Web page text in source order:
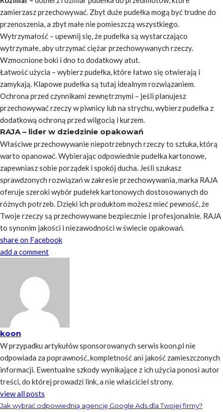
zamierzasz przechowywać. Zbyt duże pudełka mogą być trudne do
przenoszenia, a zbyt małe nie pomieszczą wszystkiego.
Wytrzymałość – upewnij się, że pudełka są wystarczająco
wytrzymałe, aby utrzymać ciężar przechowywanych rzeczy.
Wzmocnione boki i dno to dodatkowy atut.
Łatwość użycia – wybierz pudełka, które łatwo się otwierają i
zamykają. Klapowe pudełka są tutaj idealnym rozwiązaniem.
Ochrona przed czynnikami zewnętrznymi – jeśli planujesz
przechowywać rzeczy w piwnicy lub na strychu, wybierz pudełka z
dodatkową ochroną przed wilgocią i kurzem.
RAJA – lider w dziedzinie opakowań
Właściwe przechowywanie niepotrzebnych rzeczy to sztuka, którą
warto opanować. Wybierając odpowiednie pudełka kartonowe,
zapewniasz sobie porządek i spokój ducha. Jeśli szukasz
sprawdzonych rozwiązań w zakresie przechowywania, marka RAJA
oferuje szeroki wybór pudełek kartonowych dostosowanych do
różnych potrzeb. Dzięki ich produktom możesz mieć pewność, że
Twoje rzeczy są przechowywane bezpiecznie i profesjonalnie. RAJA
to synonim jakości i niezawodności w świecie opakowań.
share on Facebook
add a comment
koon
W przypadku artykułów sponsorowanych serwis koon.pl nie
odpowiada za poprawność, kompletność ani jakość zamieszczonych
informacji. Ewentualne szkody wynikające z ich użycia ponosi autor
treści, do której prowadzi link, a nie właściciel strony.
view all posts
Jak wybrać odpowiednią agencję Google Ads dla Twojej firmy?